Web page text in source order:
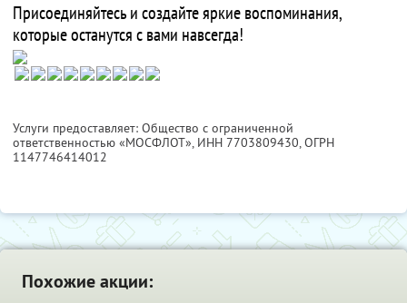
Присоединяйтесь и создайте яркие воспоминания,
которые останутся с вами навсегда!
Услуги предоставляет: Общество с ограниченной
ответственностью «МОСФЛОТ», ИНН 7703809430, ОГРН
1147746414012
Похожие акции: